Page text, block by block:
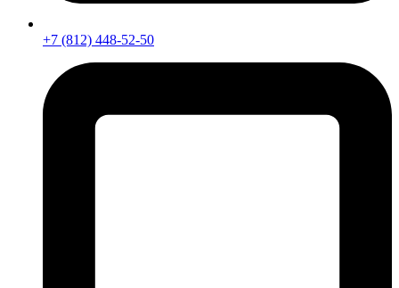
+7 (812) 448-52-50